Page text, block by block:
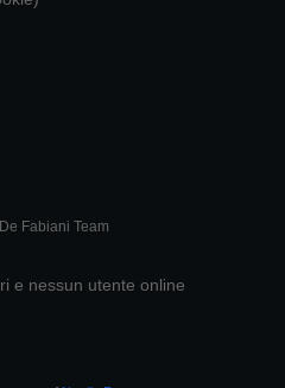
Fabiani Team
e nessun utente online